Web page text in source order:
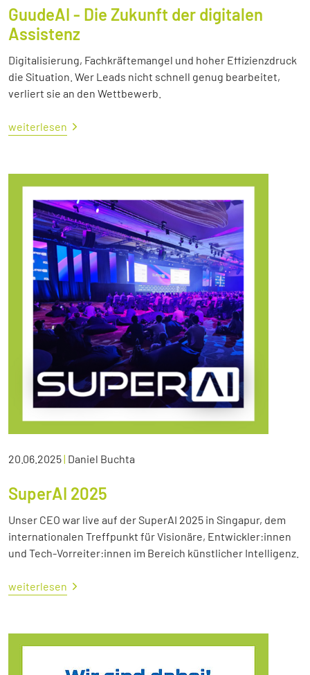
GuudeAI - Die Zukunft der digitalen
Assistenz
Digitalisierung, Fachkräftemangel und hoher Effizienzdruck
die Situation. Wer Leads nicht schnell genug bearbeitet,
verliert sie an den Wettbewerb.
weiterlesen
20.06.2025| Daniel Buchta
SuperAI 2025
Unser CEO war live auf der SuperAI 2025 in Singapur, dem
internationalen Treffpunkt für Visionäre, Entwickler:innen
und Tech-Vorreiter:innen im Bereich künstlicher Intelligenz.
weiterlesen